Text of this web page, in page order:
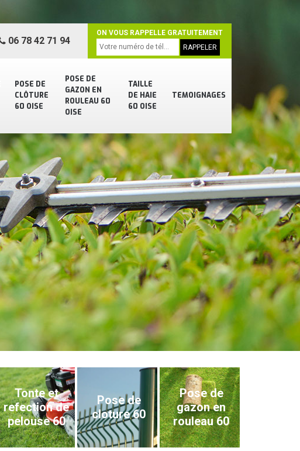
POSE DE
CLÔTURE
60 OISE
POSE DE
GAZON EN
ROULEAU 60
OISE
TAILLE
DE HAIE
60 OISE
TEMOIGNAGES
06 78 42 71 94
ON VOUS RAPPELLE GRATUITEMENT
Tonte et
refection de
pelouse 60
Pose de
cloture 60
Pose de
gazon en
rouleau 60